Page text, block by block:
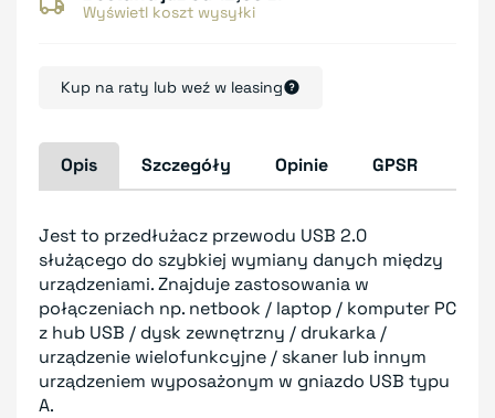
Wyświetl koszt wysyłki
Kup na raty lub weź w leasing
Opis Szczegóły Opinie GPSR
Jest to przedłużacz przewodu USB 2.0
służącego do szybkiej wymiany danych między
urządzeniami. Znajduje zastosowania w
połączeniach np. netbook / laptop / komputer PC
z hub USB / dysk zewnętrzny / drukarka /
urządzenie wielofunkcyjne / skaner lub innym
urządzeniem wyposażonym w gniazdo USB typu
A.